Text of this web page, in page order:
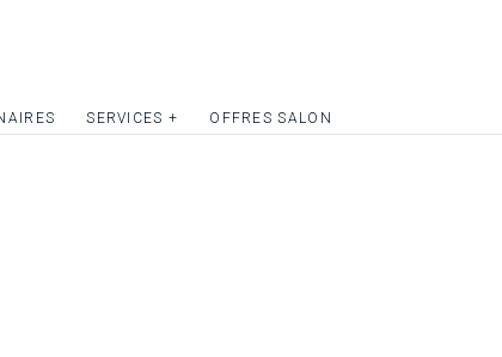
SERVICES + OFFRES SALON